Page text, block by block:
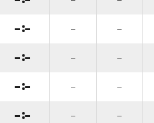
: – –
: – –
: – –
: – –